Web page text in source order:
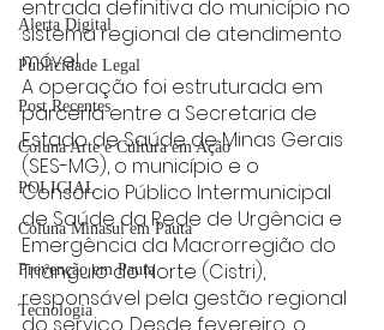
Alerta Digital
Publicidade Legal
Post Recentes
Coluna Arte e Cultura em Ação
POLICIAL
Coluna Minasul em Pauta
Prevenção em Pauta
Tecnologia
entrada definitiva do município no
sistema regional de atendimento
móvel.
A operação foi estruturada em
parceria entre a Secretaria de
Estado de Saúde de Minas Gerais
(SES-MG), o município e o
Consórcio Público Intermunicipal
de Saúde da Rede de Urgência e
Emergência da Macrorregião do
Triângulo do Norte (Cistri),
responsável pela gestão regional
do serviço. Desde fevereiro, o